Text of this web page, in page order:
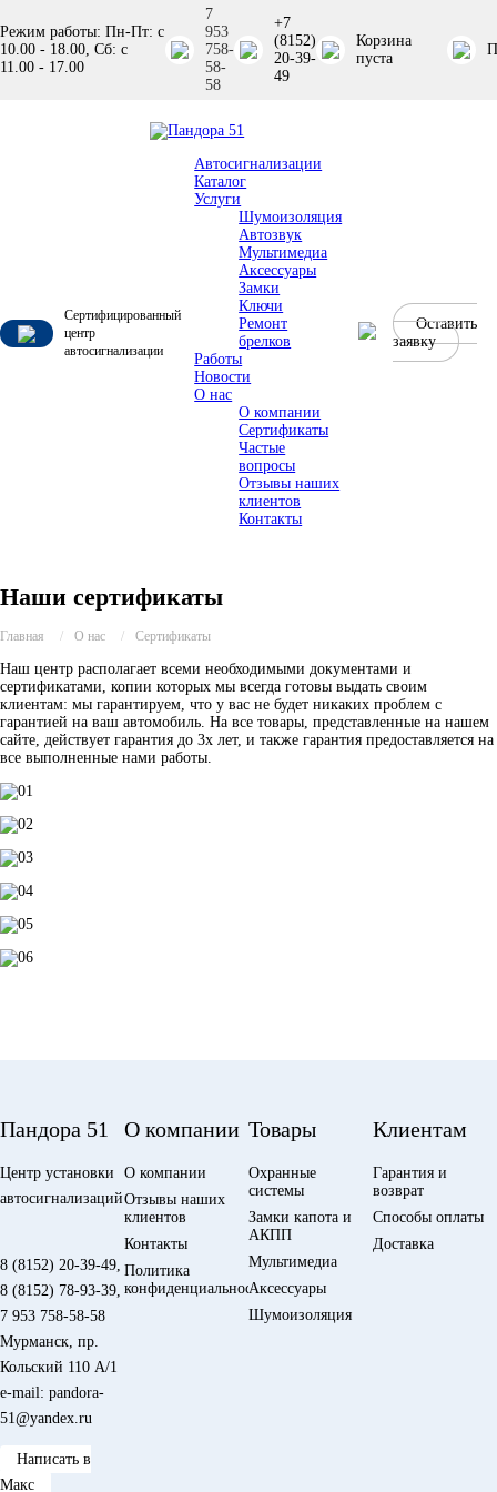
Режим работы: Пн-Пт: с
10.00 - 18.00, Сб: с
11.00 - 17.00
7
953
758-
58-
58
+7
(8152)
20-39-
49
Корзина
пуста
Сертифицированный
центр
автосигнализации
Автосигнализации
Каталог
Услуги
Шумоизоляция
Автозвук
Мультимедиа
Аксессуары
Замки
Ключи
Ремонт
брелков
Работы
Новости
О нас
О компании
Сертификаты
Частые
вопросы
Отзывы наших
клиентов
Контакты
Оставить
заявку
Наши сертификаты
Главная / О нас / Сертификаты
Наш центр располагает всеми необходимыми документами и
сертификатами, копии которых мы всегда готовы выдать своим
клиентам: мы гарантируем, что у вас не будет никаких проблем с
гарантией на ваш автомобиль. На все товары, представленные на нашем
сайте, действует гарантия до 3х лет, и также гарантия предоставляется на
все выполненные нами работы.
Пандора 51
Центр установки
автосигнализаций.
8 (8152) 20-39-49
8 (8152) 78-93-39
7 953 758-58-58
Мурманск, пр.
Кольский 110 А/1
e-mail: pandora-
51@yandex.ru
Написать в
Макс
О компании
О компании
Отзывы наших
клиентов
Контакты
Политика
конфиденциальности
Товары
Охранные
системы
Замки капота и
АКПП
Мультимедиа
Аксессуары
Шумоизоляция
Клиентам
Гарантия и
возврат
Способы оплаты
Доставка